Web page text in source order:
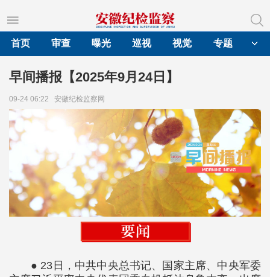
首页
审查 曝光 巡视 视觉 专题
早间播报【2025年9月24日】
09-24 06:22 安徽纪检监察网
● 23日，中共中央总书记、国家主席、中央军委